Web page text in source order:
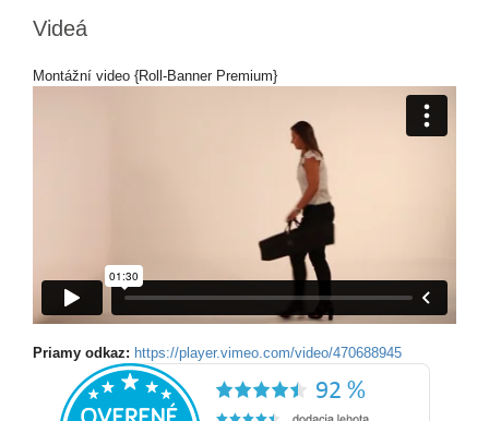
Videá
Montážní video {Roll-Banner Premium}
Priamy odkaz: https://player.vimeo.com/video/470688945